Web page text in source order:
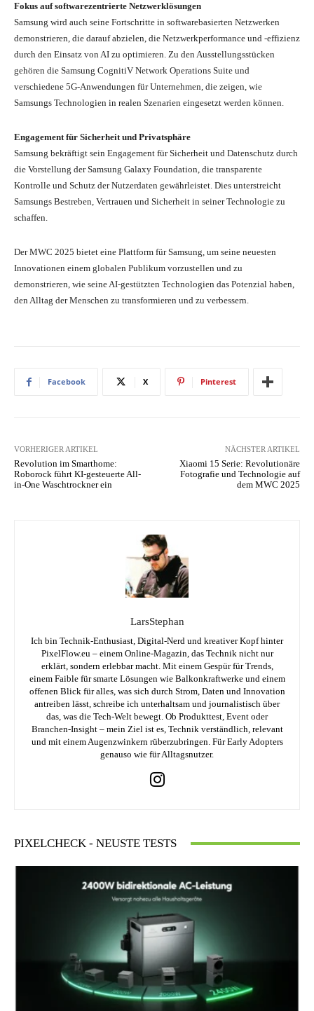
Fokus auf softwarezentrierte Netzwerklösungen
Samsung wird auch seine Fortschritte in softwarebasierten Netzwerken
demonstrieren, die darauf abzielen, die Netzwerkperformance und -effizienz
durch den Einsatz von AI zu optimieren. Zu den Ausstellungsstücken
gehören die Samsung CognitiV Network Operations Suite und
verschiedene 5G-Anwendungen für Unternehmen, die zeigen, wie
Samsungs Technologien in realen Szenarien eingesetzt werden können.
Engagement für Sicherheit und Privatsphäre
Samsung bekräftigt sein Engagement für Sicherheit und Datenschutz durch
die Vorstellung der Samsung Galaxy Foundation, die transparente
Kontrolle und Schutz der Nutzerdaten gewährleistet. Dies unterstreicht
Samsungs Bestreben, Vertrauen und Sicherheit in seiner Technologie zu
schaffen.
Der MWC 2025 bietet eine Plattform für Samsung, um seine neuesten
Innovationen einem globalen Publikum vorzustellen und zu
demonstrieren, wie seine AI-gestützten Technologien das Potenzial haben,
den Alltag der Menschen zu transformieren und zu verbessern.
Facebook X Pinterest
VORHERIGER ARTIKEL
Revolution im Smarthome:
Roborock führt KI-gesteuerte All-
in-One Waschtrockner ein
NÄCHSTER ARTIKEL
Xiaomi 15 Serie: Revolutionäre
Fotografie und Technologie auf
dem MWC 2025
LarsStephan
Ich bin Technik-Enthusiast, Digital-Nerd und kreativer Kopf hinter
PixelFlow.eu – einem Online-Magazin, das Technik nicht nur
erklärt, sondern erlebbar macht. Mit einem Gespür für Trends,
einem Faible für smarte Lösungen wie Balkonkraftwerke und einem
offenen Blick für alles, was sich durch Strom, Daten und Innovation
antreiben lässt, schreibe ich unterhaltsam und journalistisch über
das, was die Tech-Welt bewegt. Ob Produkttest, Event oder
Branchen-Insight – mein Ziel ist es, Technik verständlich, relevant
und mit einem Augenzwinkern rüberzubringen. Für Early Adopters
genauso wie für Alltagsnutzer.
PIXELCHECK - NEUSTE TESTS